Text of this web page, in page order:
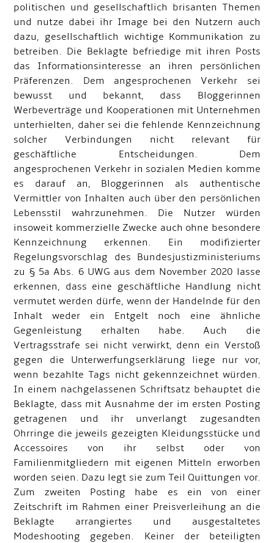
politischen und gesellschaftlich brisanten Themen
und nutze dabei ihr Image bei den Nutzern auch
dazu, gesellschaftlich wichtige Kommunikation zu
betreiben. Die Beklagte befriedige mit ihren Posts
das Informationsinteresse an ihren persönlichen
Präferenzen. Dem angesprochenen Verkehr sei
bewusst und bekannt, dass Bloggerinnen
Werbeverträge und Kooperationen mit Unternehmen
unterhielten, daher sei die fehlende Kennzeichnung
solcher Verbindungen nicht relevant für
geschäftliche Entscheidungen. Dem
angesprochenen Verkehr in sozialen Medien komme
es darauf an, Bloggerinnen als authentische
Vermittler von Inhalten auch über den persönlichen
Lebensstil wahrzunehmen. Die Nutzer würden
insoweit kommerzielle Zwecke auch ohne besondere
Kennzeichnung erkennen. Ein modifizierter
Regelungsvorschlag des Bundesjustizministeriums
zu § 5a Abs. 6 UWG aus dem November 2020 lasse
erkennen, dass eine geschäftliche Handlung nicht
vermutet werden dürfe, wenn der Handelnde für den
Inhalt weder ein Entgelt noch eine ähnliche
Gegenleistung erhalten habe. Auch die
Vertragsstrafe sei nicht verwirkt, denn ein Verstoß
gegen die Unterwerfungserklärung liege nur vor,
wenn bezahlte Tags nicht gekennzeichnet würden.
In einem nachgelassenen Schriftsatz behauptet die
Beklagte, dass mit Ausnahme der im ersten Posting
getragenen und ihr unverlangt zugesandten
Ohrringe die jeweils gezeigten Kleidungsstücke und
Accessoires von ihr selbst oder von
Familienmitgliedern mit eigenen Mitteln erworben
worden seien. Dazu legt sie zum Teil Quittungen vor.
Zum zweiten Posting habe es ein von einer
Zeitschrift im Rahmen einer Preisverleihung an die
Beklagte arrangiertes und ausgestaltetes
Modeshooting gegeben. Keiner der beteiligten